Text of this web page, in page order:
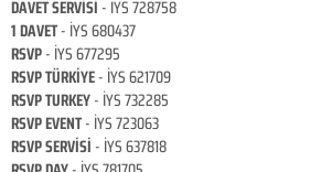
DAVET SERVİSİ- İYS 728758
1 DAVET- İYS 680437
RSVP- İYS 677295
RSVP TÜRKİYE- İYS 621709
RSVP TURKEY- İYS 732285
RSVP EVENT- İYS 723063
RSVP SERVİSİ- İYS 637818